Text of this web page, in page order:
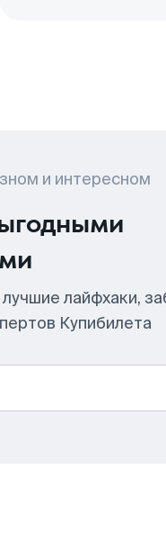
и интересном
лайфхаки,
Купибилета